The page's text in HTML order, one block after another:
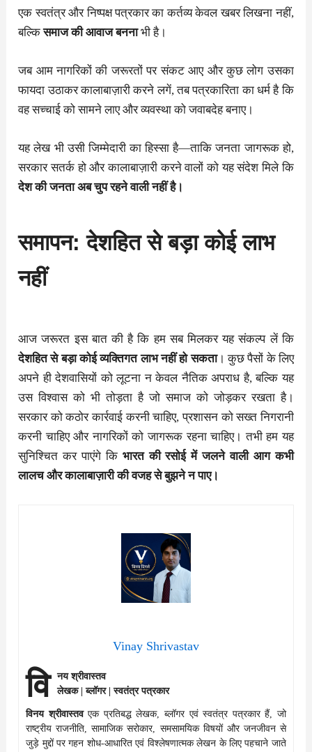
एक स्वतंत्र और निष्पक्ष पत्रकार का कर्तव्य केवल खबर लिखना नहीं,
बल्किसमाज की आवाज बननाभी है।
जब आम नागरिकों की जरूरतों पर संकट आए और कुछ लोग उसका
फायदा उठाकर कालाबाज़ारी करने लगें, तब पत्रकारिता का धर्म है कि
वह सच्चाई को सामने लाए और व्यवस्था को जवाबदेह बनाए।
यह लेख भी उसी जिम्मेदारी का हिस्सा है—ताकि जनता जागरूक हो,
सरकार सतर्क हो और कालाबाज़ारी करने वालों को यह संदेश मिले कि
देश की जनता अब चुप रहने वाली नहीं है।
समापन: देशहित से बड़ा कोई लाभ
नहीं
आज जरूरत इस बात की है कि हम सब मिलकर यह संकल्प लें कि
देशहित से बड़ा कोई व्यक्तिगत लाभ नहीं हो सकता। कुछ पैसों के लिए
अपने ही देशवासियों को लूटना न केवल नैतिक अपराध है, बल्कि यह
उस विश्वास को भी तोड़ता है जो समाज को जोड़कर रखता है।
सरकार को कठोर कार्रवाई करनी चाहिए, प्रशासन को सख्त निगरानी
करनी चाहिए और नागरिकों को जागरूक रहना चाहिए। तभी हम यह
सुनिश्चित कर पाएंगे कि भारत की रसोई में जलने वाली आग कभी
लालच और कालाबाज़ारी की वजह से बुझने न पाए।
Vinay Shrivastav
वि
नय श्रीवास्तव
लेखक | ब्लॉगर | स्वतंत्र पत्रकार
विनय श्रीवास्तवएक प्रतिबद्ध लेखक, ब्लॉगर एवं स्वतंत्र पत्रकार हैं, जो
राष्ट्रीय राजनीति, सामाजिक सरोकार, समसामयिक विषयों और जनजीवन से
जुड़े मुद्दों पर गहन शोध-आधारित एवं विश्लेषणात्मक लेखन के लिए पहचाने जाते